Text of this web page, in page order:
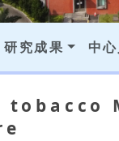
研究成果 中